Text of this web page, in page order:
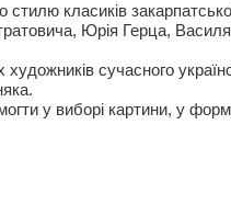
стилю класиків
Юрія Герца,
сучасного
у виборі картини, у